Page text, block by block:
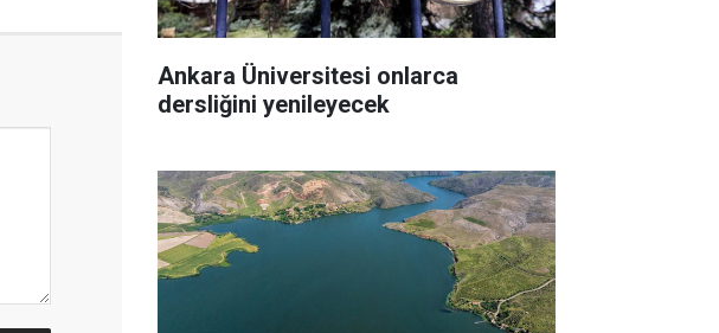
Ankara Üniversitesi onlarca
dersliğini yenileyecek